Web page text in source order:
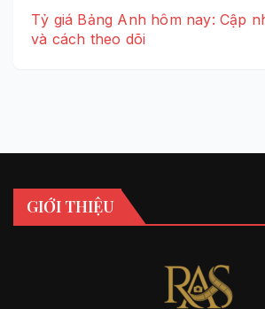
Tỷ giá Bảng Anh hôm nay: Cập
và cách theo dõi
GIỚI THIỆU